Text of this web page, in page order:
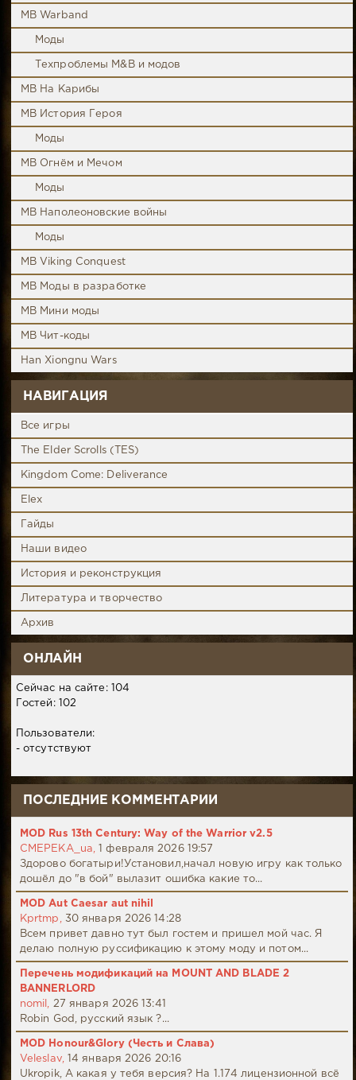
MB Warband
Моды
Техпроблемы M&B и модов
MB На Карибы
MB История Героя
Моды
MB Огнём и Мечом
Моды
MB Наполеоновские войны
Моды
MB Viking Conquest
MB Моды в разработке
MB Мини моды
MB Чит-коды
Han Xiongnu Wars
НАВИГАЦИЯ
Все игры
The Elder Scrolls (TES)
Kingdom Come: Deliverance
Elex
Гайды
Наши видео
История и реконструкция
Литература и творчество
Архив
ОНЛАЙН
Сейчас на сайте: 104
Гостей: 102
Пользователи:
- отсутствуют
ПОСЛЕДНИЕ КОММЕНТАРИИ
MOD Rus 13th Century: Way of the Warrior v2.5
CMEPEKA_ua,
1 февраля 2026 19:57
Здорово богатыри!Установил,начал новую игру как только
дошёл до "в бой" вылазит ошибка какие то...
MOD Aut Caesar aut nihil
Kprtmp,
30 января 2026 14:28
Всем привет давно тут был гостем и пришел мой час. Я
делаю полную руссификацию к этому моду и потом...
Перечень модификаций на MOUNT AND BLADE 2
BANNERLORD
nomil,
27 января 2026 13:41
Robin God, русский язык ?...
MOD Honour&Glory (Честь и Слава)
Veleslav,
14 января 2026 20:16
Ukropik, А какая у тебя версия? На 1.174 лицензионной всё